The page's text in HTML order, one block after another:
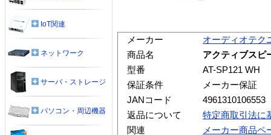
メーカー
オーディオテク
商品名
アクティブスピ
型番
AT-SP121 WH
保証条件
メーカー保証
JANコード
4961310106553
返品について
特定商取引法に
関連
メーカー商品ペ
IoT関連
ネットワーク
サーバ・ストレージ
パソコン・周辺機器